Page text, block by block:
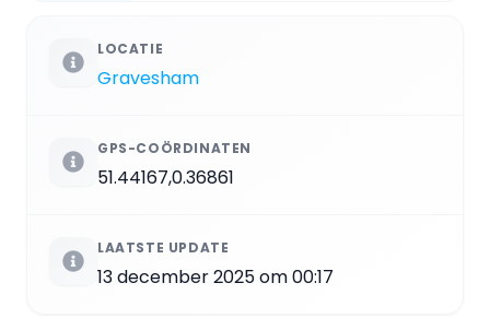
LOCATIE
Gravesham
GPS-COÖRDINATEN
51.44167,0.36861
LAATSTE UPDATE
13 december 2025 om 00:17